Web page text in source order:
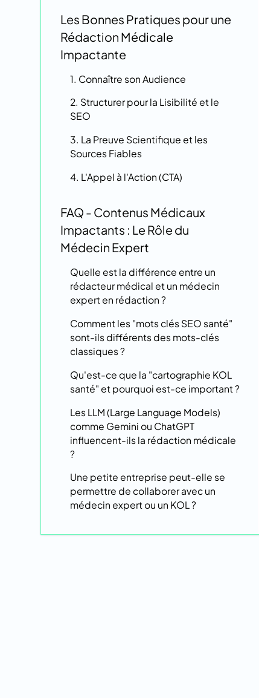
Les Bonnes Pratiques pour une
Rédaction Médicale
Impactante
1. Connaître son Audience
2. Structurer pour la Lisibilité et le
SEO
3. La Preuve Scientifique et les
Sources Fiables
4. L'Appel à l'Action (CTA)
FAQ - Contenus Médicaux
Impactants : Le Rôle du
Médecin Expert
Quelle est la différence entre un
rédacteur médical et un médecin
expert en rédaction ?
Comment les "mots clés SEO santé"
sont-ils différents des mots-clés
classiques ?
Qu'est-ce que la "cartographie KOL
santé" et pourquoi est-ce important ?
Les LLM (Large Language Models)
comme Gemini ou ChatGPT
influencent-ils la rédaction médicale
?
Une petite entreprise peut-elle se
permettre de collaborer avec un
médecin expert ou un KOL ?